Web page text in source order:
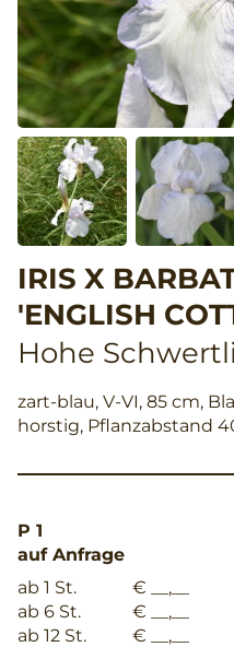
IRIS X
'ENGLISH
Hohe
zart-blau, V-VI, 85 cm,
horstig, Pflanzabstand
P 1
auf Anfrage
ab 1 St.
€ __,__
ab 6 St.
€ __,__
ab 12 St.
€ __,__